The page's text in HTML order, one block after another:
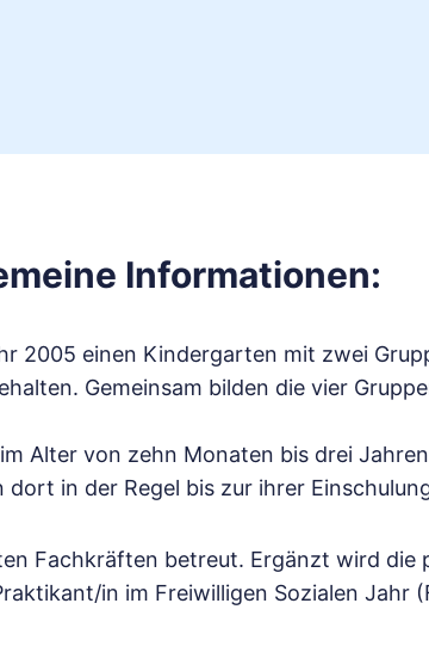
Informationen:
2005 einen Kindergarten mit zwei
Gemeinsam bilden die vier
Alter von zehn Monaten bis drei
in der Regel bis zur ihrer
Fachkräften betreut. Ergänzt wird die
in im Freiwilligen Sozialen Jahr